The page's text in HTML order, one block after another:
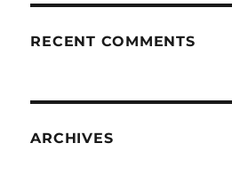
RECENT COMMENTS
ARCHIVES